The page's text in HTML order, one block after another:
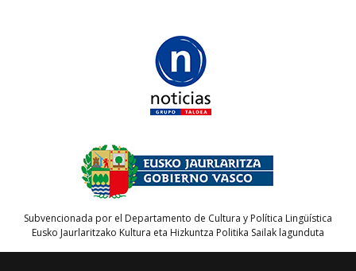
Subvencionada por el Departamento de Cultura y Política Lingüística
Eusko Jaurlaritzako Kultura eta Hizkuntza Politika Sailak lagunduta